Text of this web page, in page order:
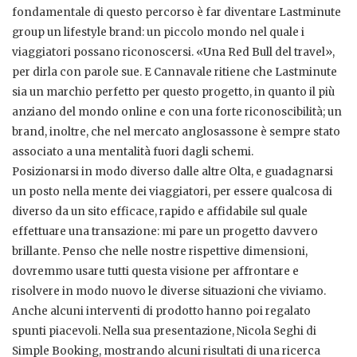
fondamentale di questo percorso è far diventare Lastminute
group un lifestyle brand: un piccolo mondo nel quale i
viaggiatori possano riconoscersi. «Una Red Bull del travel»,
per dirla con parole sue. E Cannavale ritiene che Lastminute
sia un marchio perfetto per questo progetto, in quanto il più
anziano del mondo online e con una forte riconoscibilità; un
brand, inoltre, che nel mercato anglosassone è sempre stato
associato a una mentalità fuori dagli schemi.
Posizionarsi in modo diverso dalle altre Olta, e guadagnarsi
un posto nella mente dei viaggiatori, per essere qualcosa di
diverso da un sito efficace, rapido e affidabile sul quale
effettuare una transazione: mi pare un progetto davvero
brillante. Penso che nelle nostre rispettive dimensioni,
dovremmo usare tutti questa visione per affrontare e
risolvere in modo nuovo le diverse situazioni che viviamo.
Anche alcuni interventi di prodotto hanno poi regalato
spunti piacevoli. Nella sua presentazione, Nicola Seghi di
Simple Booking, mostrando alcuni risultati di una ricerca